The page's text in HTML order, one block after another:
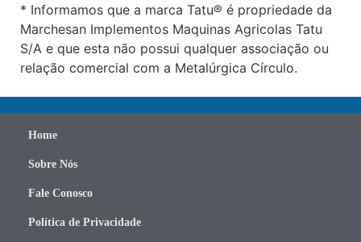
* Informamos que a marca Tatu® é propriedade da
Marchesan Implementos Maquinas Agricolas Tatu
S/A e que esta não possui qualquer associação ou
relação comercial com a Metalúrgica Círculo.
Home
Sobre Nós
Fale Conosco
Política de Privacidade